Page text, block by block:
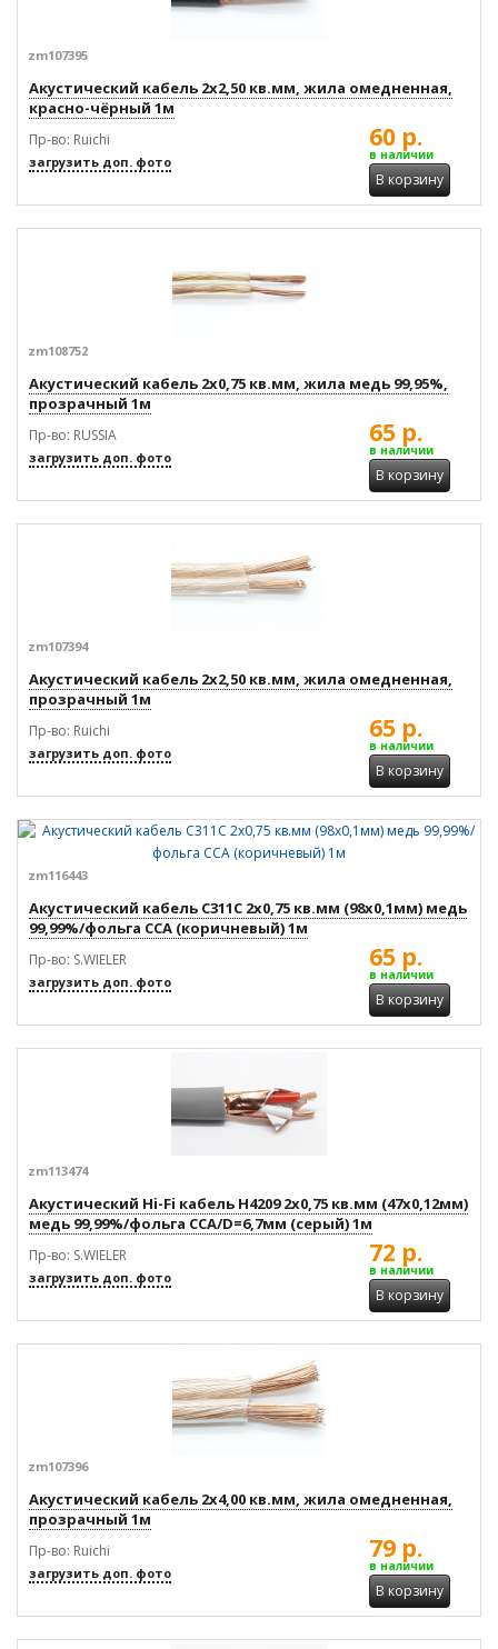
zm107395
Акустический кабель 2x2,50 кв.мм, жила омедненная,
красно-чёрный 1м
Пр-во: Ruichi
загрузить доп. фото
60 р.
в наличии
В корзину
zm108752
Акустический кабель 2x0,75 кв.мм, жила медь 99,95%,
прозрачный 1м
Пр-во: RUSSIA
загрузить доп. фото
65 р.
в наличии
В корзину
zm107394
Акустический кабель 2x2,50 кв.мм, жила омедненная,
прозрачный 1м
Пр-во: Ruichi
загрузить доп. фото
65 р.
в наличии
В корзину
zm116443
Акустический кабель С311С 2x0,75 кв.мм (98x0,1мм) медь
99,99%/фольга CCA (коричневый) 1м
Пр-во: S.WIELER
загрузить доп. фото
65 р.
в наличии
В корзину
zm113474
Акустический Hi-Fi кабель H4209 2x0,75 кв.мм (47x0,12мм)
медь 99,99%/фольга CCA/D=6,7мм (серый) 1м
Пр-во: S.WIELER
загрузить доп. фото
72 р.
в наличии
В корзину
zm107396
Акустический кабель 2x4,00 кв.мм, жила омедненная,
прозрачный 1м
Пр-во: Ruichi
загрузить доп. фото
79 р.
в наличии
В корзину